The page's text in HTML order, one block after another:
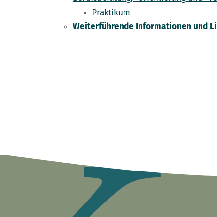
Praktikum
Weiterführende Informationen und